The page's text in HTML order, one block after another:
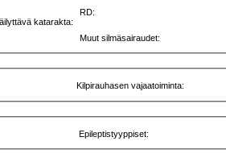
katarakta:
RD:
Muut silmäsairaudet:
Kilpirauhasen vajaatoiminta:
Epileptistyyppiset: